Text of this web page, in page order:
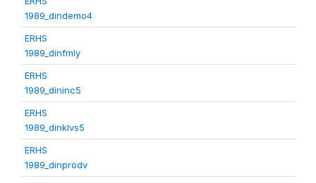
1989_dindemo4
ERHS
1989_dinfmly
ERHS
1989_dininc5
ERHS
1989_dinklvs5
ERHS
1989_dinprodv